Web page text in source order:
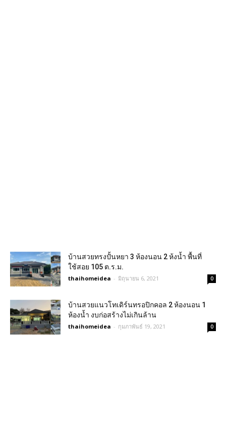
บ้านสวยทรงปั้นหยา 3 ห้องนอน 2 ห้งน้ำ พื้นที่
ใช้สอย 105 ต.ร.ม.
thaihomeidea - มิถุนายน 6, 2021 0
บ้านสวยแนวโทเดิร์นทรอปิกคอล 2 ห้องนอน 1
ห้องน้ำ งบก่อสร้างไม่เกินล้าน
thaihomeidea - กุมภาพันธ์ 19, 2021 0